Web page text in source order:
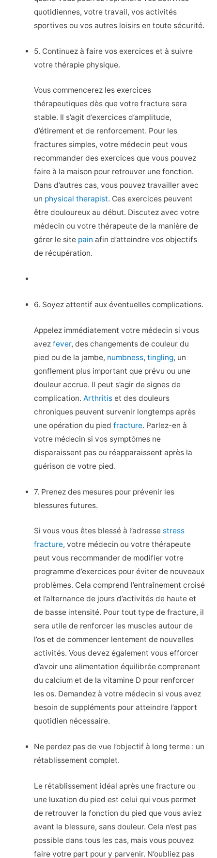
quotidiennes, votre travail, vos activités
sportives ou vos autres loisirs en toute sécurité.
5. Continuez à faire vos exercices et à suivre
votre thérapie physique.
Vous commencerez les exercices
thérapeutiques dès que votre fracture sera
stable. Il s’agit d’exercices d’amplitude,
d’étirement et de renforcement. Pour les
fractures simples, votre médecin peut vous
recommander des exercices que vous pouvez
faire à la maison pour retrouver une fonction.
Dans d’autres cas, vous pouvez travailler avec
un physical therapist. Ces exercices peuvent
être douloureux au début. Discutez avec votre
médecin ou votre thérapeute de la manière de
gérer le site pain afin d’atteindre vos objectifs
de récupération.
6. Soyez attentif aux éventuelles complications.
Appelez immédiatement votre médecin si vous
avezfever, des changements de couleur du
pied ou de la jambe, numbness,tingling, un
gonflement plus important que prévu ou une
douleur accrue. Il peut s’agir de signes de
complication. Arthritis et des douleurs
chroniques peuvent survenir longtemps après
une opération du piedfracture. Parlez-en à
votre médecin si vos symptômes ne
disparaissent pas ou réapparaissent après la
guérison de votre pied.
7. Prenez des mesures pour prévenir les
blessures futures.
Si vous vous êtes blessé à l’adresse stress
fracture, votre médecin ou votre thérapeute
peut vous recommander de modifier votre
programme d’exercices pour éviter de nouveaux
problèmes. Cela comprend l’entraînement croisé
et l’alternance de jours d’activités de haute et
de basse intensité. Pour tout type de fracture, il
sera utile de renforcer les muscles autour de
l’os et de commencer lentement de nouvelles
activités. Vous devez également vous efforcer
d’avoir une alimentation équilibrée comprenant
du calcium et de la vitamine D pour renforcer
les os. Demandez à votre médecin si vous avez
besoin de suppléments pour atteindre l’apport
quotidien nécessaire.
Ne perdez pas de vue l’objectif à long terme : un
rétablissement complet.
Le rétablissement idéal après une fracture ou
une luxation du pied est celui qui vous permet
de retrouver la fonction du pied que vous aviez
avant la blessure, sans douleur. Cela n’est pas
possible dans tous les cas, mais vous pouvez
faire votre part pour y parvenir. N’oubliez pas